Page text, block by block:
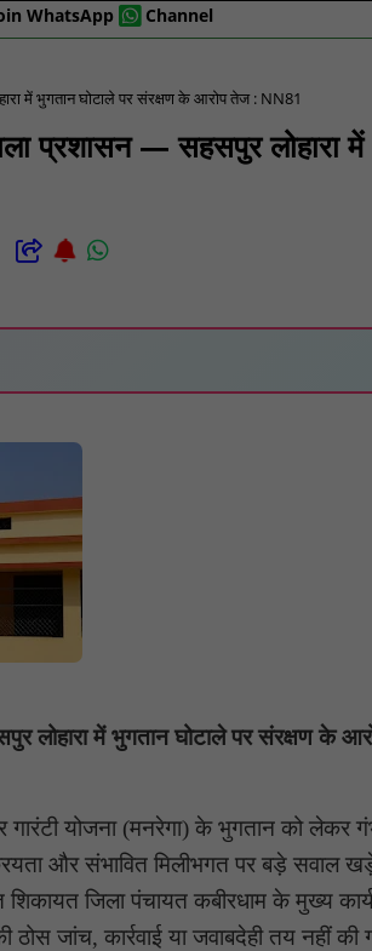
WhatsApp Channel
में भुगतान घोटाले पर संरक्षण के आरोप तेज : NN81
प्रशासन — सहसपुर लोहारा में
लोहारा में भुगतान घोटाले पर संरक्षण के
गारंटी योजना (मनरेगा) के भुगतान को लेकर
और संभावित मिलीभगत पर बड़े सवाल
जिला पंचायत कबीरधाम के मुख्य
जांच, कार्रवाई या जवाबदेही तय नहीं की